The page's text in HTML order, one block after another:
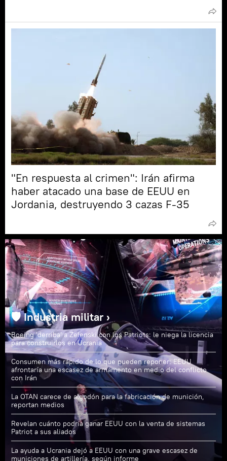
"En respuesta al crimen": Irán afirma
haber atacado una base de EEUU en
Jordania, destruyendo 3 cazas F-35
🛡️ Industria militar ›
Boeing 'derriba' a Zelenski con los Patriots: le niega la licencia
para construirlos en Ucrania
Consumen más rápido de lo que pueden reponer: EEUU
afrontaría una escasez de armamento en medio del conflicto
con Irán
La OTAN carece de algodón para la fabricación de munición,
reportan medios
Revelan cuánto podría ganar EEUU con la venta de sistemas
Patriot a sus aliados
La ayuda a Ucrania dejó a EEUU con una grave escasez de
municiones de artillería, según informe